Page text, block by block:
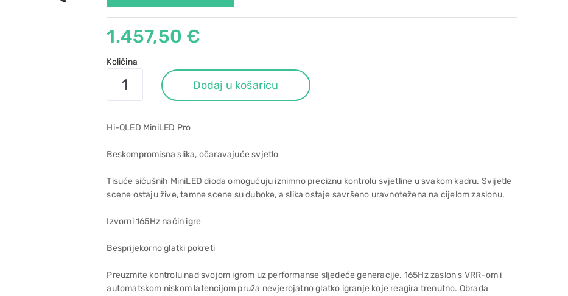
1.457,50 €
Količina
Dodaj u košaricu
Hi-QLED MiniLED Pro
Beskompromisna slika, očaravajuće svjetlo
Tisuće sićušnih MiniLED dioda omogućuju iznimno preciznu kontrolu svjetline u svakom kadru. Svijetle
scene ostaju žive, tamne scene su duboke, a slika ostaje savršeno uravnotežena na cijelom zaslonu.
Izvorni 165Hz način igre
Besprijekorno glatki pokreti
Preuzmite kontrolu nad svojom igrom uz performanse sljedeće generacije. 165Hz zaslon s VRR-om i
automatskom niskom latencijom pruža nevjerojatno glatko igranje koje reagira trenutno. Obrada